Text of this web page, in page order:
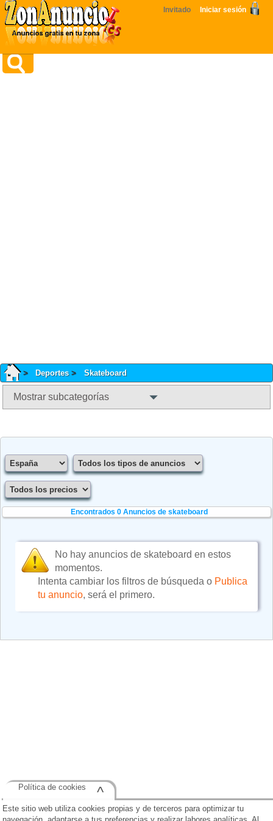
Invitado Iniciar sesión
Deportes Skateboard
Mostrar subcategorías
Encontrados 0 Anuncios de skateboard
No hay anuncios de skateboard en estos
momentos.
Intenta cambiar los filtros de búsqueda o Publica
tu anuncio, será el primero.
Este sitio web utiliza cookies propias y de terceros para optimizar tu
Política de cookies ^